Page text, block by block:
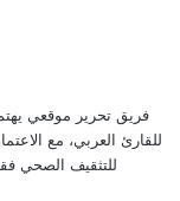
فريق تحرير موقعي
للقارئ العربي، مع
للتثقيف الصحي